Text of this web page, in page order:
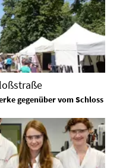
gegenüber vom Schloss